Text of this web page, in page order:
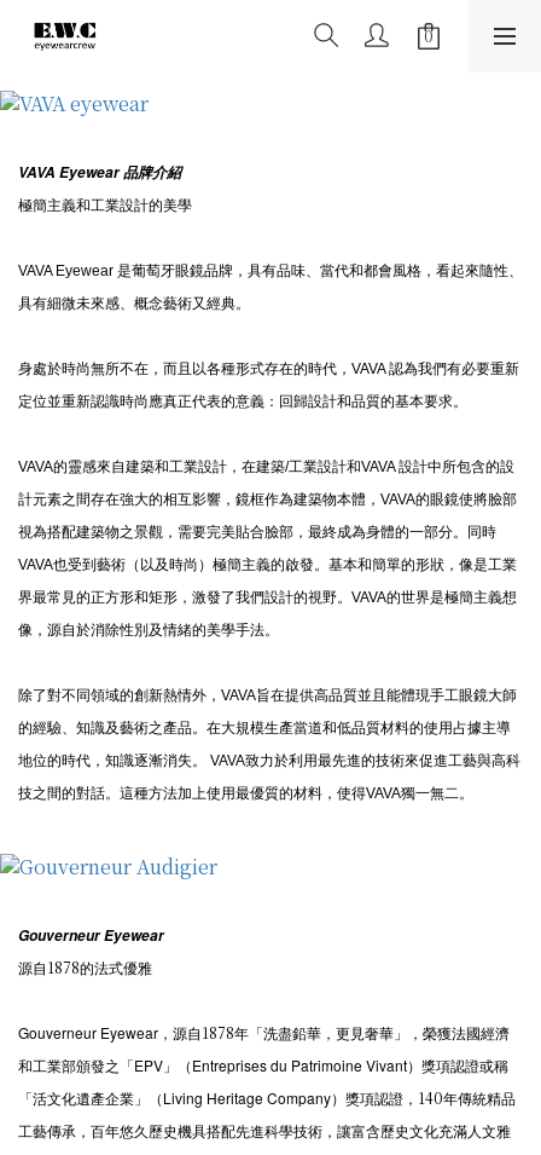
VAVA Eyewear 品牌介紹
極簡主義和工業設計的美學
VAVA Eyewear 是葡萄牙眼鏡品牌，具有品味、當代和都會風格，看起來隨性、
具有細微未來感、概念藝術又經典。
身處於時尚無所不在，而且以各種形式存在的時代，VAVA 認為我們有必要重新
定位並重新認識時尚應真正代表的意義：回歸設計和品質的基本要求。
VAVA的靈感來自建築和工業設計，在建築/工業設計和VAVA 設計中所包含的設
計元素之間存在強大的相互影響，鏡框作為建築物本體，VAVA的眼鏡使將臉部
視為搭配建築物之景觀，需要完美貼合臉部，最終成為身體的一部分。同時
VAVA也受到藝術（以及時尚）極簡主義的啟發。基本和簡單的形狀，像是工業
界最常見的正方形和矩形，激發了我們設計的視野。VAVA的世界是極簡主義想
像，源自於消除性別及情緒的美學手法。
除了對不同領域的創新熱情外，VAVA旨在提供高品質並且能體現手工眼鏡大師
的經驗、知識及藝術之產品。在大規模生產當道和低品質材料的使用占據主導
地位的時代，知識逐漸消失。 VAVA致力於利用最先進的技術來促進工藝與高科
技之間的對話。這種方法加上使用最優質的材料，使得VAVA獨一無二。
Gouverneur Eyewear
源自 1878的法式優雅
Gouverneur Eyewear ，源自 1878年「洗盡鉛華，更見奢華」，榮獲法國經濟
和工業部頒發之
「 EPV 」（ Entreprises du Patrimoine Vivant） 獎項認證或稱
「活文化遺產企業」
（ Living Heritage Company） 獎項認證， 140年傳統精品
工藝傳承，百年悠久歷史機具搭配先進科學技術，讓富含歷史文化充滿人文雅